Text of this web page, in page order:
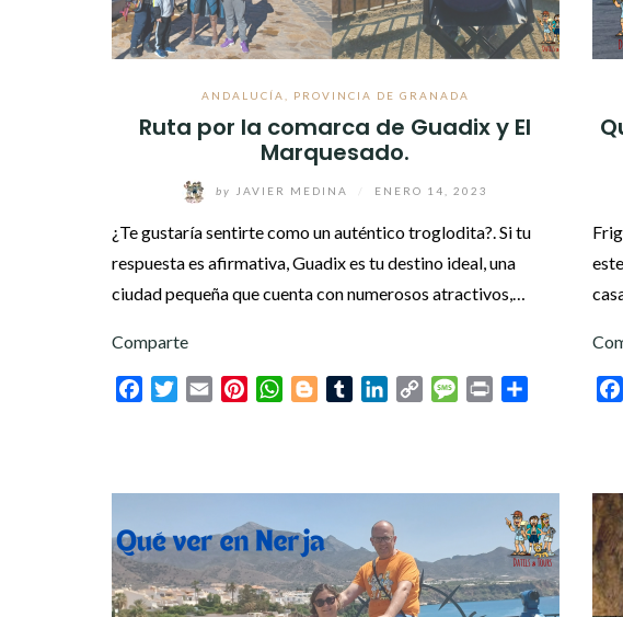
ANDALUCÍA PROVINCIA DE GRANADA
Ruta por la comarca de Guadix y El
Marquesado.
by JAVIER MEDINA ENERO 14, 2023
¿Te gustaría sentirte como un auténtico troglodita?. Si tu
respuesta es afirmativa, Guadix es tu destino ideal, una
ciudad pequeña que cuenta con numerosos atractivos,…
Comparte
FacebookTwitterEmail PinterestWhatsAppBloggerTumblrLinkedIn
Copy
Message
Print Compartir